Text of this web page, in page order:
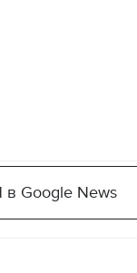
в Google News